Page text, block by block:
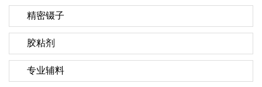
精密镊子
胶粘剂
专业辅料